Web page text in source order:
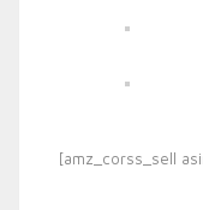
[amz_corss_sell